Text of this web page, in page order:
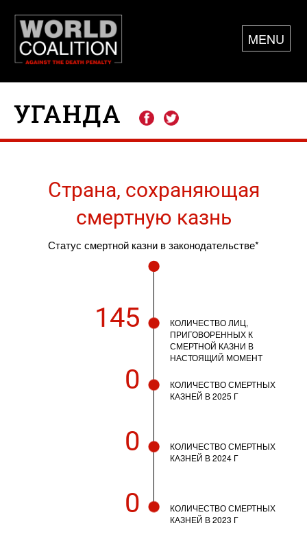
MENU
УГАНДА
Страна, сохраняющая
смертную казнь
Статус смертной казни в законодательстве*
145
КОЛИЧЕСТВО ЛИЦ,
ПРИГОВОРЕННЫХ К
СМЕРТНОЙ КАЗНИ В
НАСТОЯЩИЙ МОМЕНТ
0
КОЛИЧЕСТВО СМЕРТНЫХ
КАЗНЕЙ В 2025 Г
0
КОЛИЧЕСТВО СМЕРТНЫХ
КАЗНЕЙ В 2024 Г
0
КОЛИЧЕСТВО СМЕРТНЫХ
КАЗНЕЙ В 2023 Г